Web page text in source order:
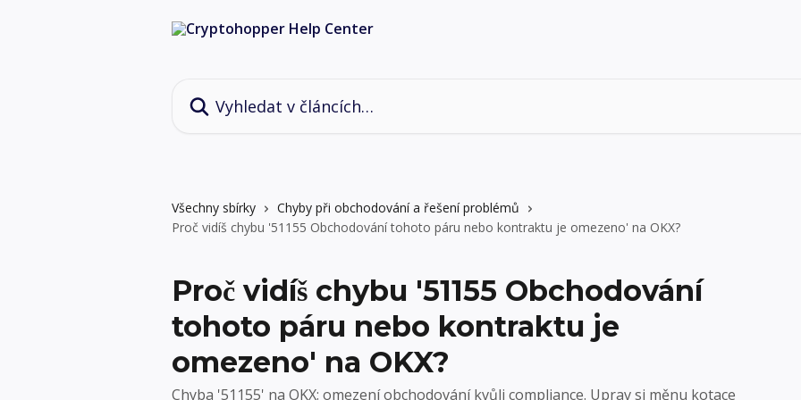
Všechny sbírky
Chyby při obchodování a řešení problémů
Proč vidíš chybu '51155 Obchodování tohoto páru nebo kontraktu je omezeno' na OKX?
Proč vidíš chybu '51155 Obchodování
tohoto páru nebo kontraktu je
omezeno' na OKX?
Chyba '51155' na OKX: omezení obchodování kvůli compliance. Uprav si měnu kotace